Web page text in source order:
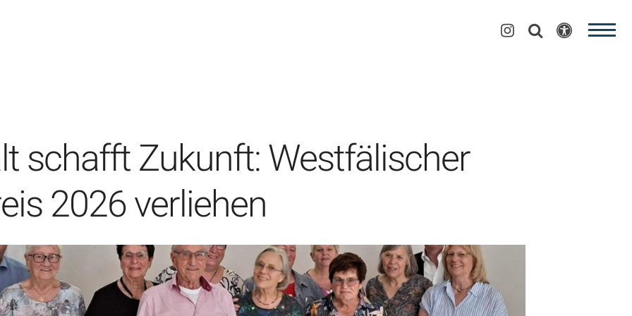
schafft Zukunft: Westfälischer
2026 verliehen